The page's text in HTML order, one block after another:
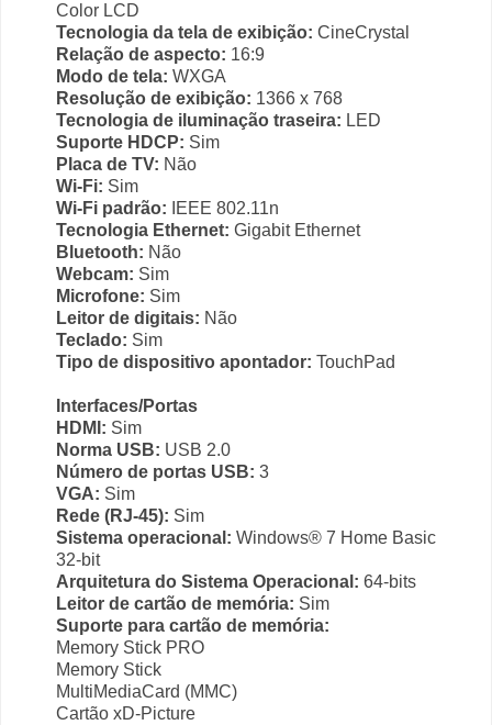
Color LCD
Tecnologia da tela de exibição: CineCrystal
Relação de aspecto: 16:9
Modo de tela: WXGA
Resolução de exibição: 1366 x 768
Tecnologia de iluminação traseira: LED
Suporte HDCP: Sim
Placa de TV: Não
Wi-Fi: Sim
Wi-Fi padrão:
IEEE 802.11n
Tecnologia Ethernet: Gigabit Ethernet
Bluetooth: Não
Webcam: Sim
Microfone: Sim
Leitor de digitais: Não
Teclado: Sim
Tipo de dispositivo apontador: TouchPad
Interfaces/Portas
HDMI: Sim
Norma USB: USB 2.0
Número de portas USB: 3
VGA: Sim
Rede (RJ-45): Sim
Sistema operacional: Windows® 7 Home Basic
32-bit
Arquitetura do Sistema Operacional: 64-bits
Leitor de cartão de memória: Sim
Suporte para cartão de memória:
Memory Stick PRO
Memory Stick
MultiMediaCard (MMC)
Cartão xD-Picture